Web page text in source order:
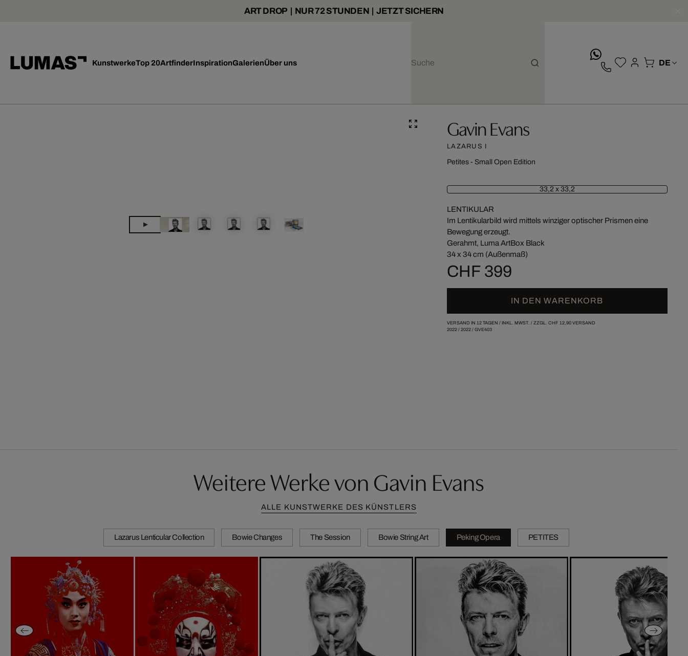
ART DROP | NUR 72 STUNDEN | JETZT SICHERN
KunstwerkeTop 20ArtfinderInspirationGalerienÜber uns
Gavin Evans
LAZARUS I
Petites - Small Open Edition
33,2 x 33,2
LENTIKULAR
Im Lentikularbild wird mittels winziger optischer Prismen eine
Bewegung erzeugt.
Gerahmt, Luma ArtBox Black
34 x 34 cm (Außenmaß)
CHF 399
IN DEN WARENKORB
VERSAND IN 12 TAGEN / INKL. MWST. / ZZGL. CHF 12,90VERSAND
2022/ 2022/ GVE403
Weitere Werke von Gavin Evans
ALLE KUNSTWERKE DES KÜNSTLERS
Lazarus Lenticular Collection Bowie Changes The Session Bowie String Art Peking Opera PETITES